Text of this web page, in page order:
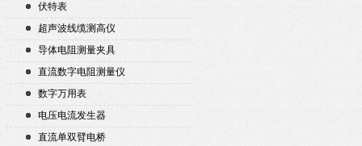
伏特表
超声波线缆测高仪
导体电阻测量夹具
直流数字电阻测量仪
数字万用表
电压电流发生器
直流单双臂电桥